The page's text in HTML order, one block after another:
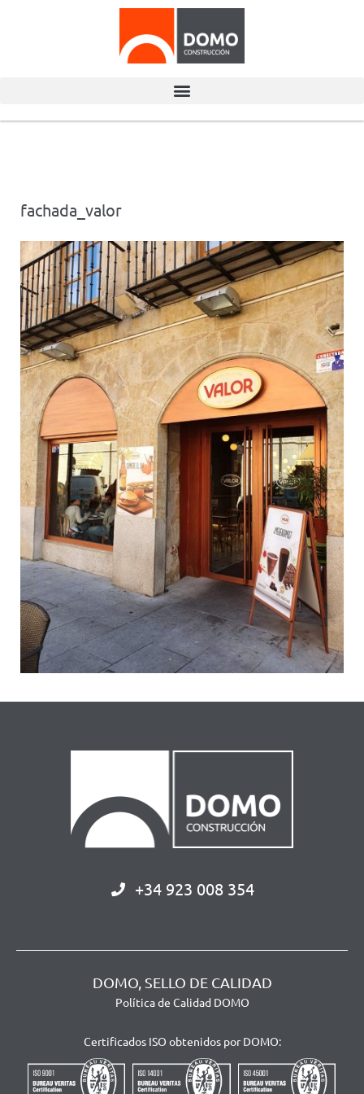
fachada_valor
+34 923 008 354
DOMO, SELLO DE CALIDAD
Política de Calidad DOMO
Certificados ISO obtenidos por DOMO: